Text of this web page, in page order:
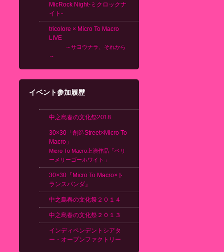
MicRock Night-ミクロックナ
イト-
tricolore × Micro To Macro
LIVE
～サヨウナラ、それから
～
イベント参加履歴
中之島春の文化祭2018
30×30「創造Street×Micro To
Macro」
Micro To Macro上演作品「ベリ
ーメリーゴーホワイト」
30×30『Micro To Macro×ト
ランスパンダ』
中之島春の文化祭２０１４
中之島春の文化祭２０１３
インディペンデントシアタ
ー・オープンファクトリー